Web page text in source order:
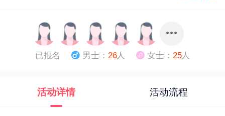
已报名 男士： 26人 女士： 25人
活动详情 活动流程